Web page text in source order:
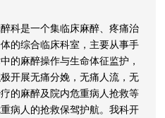
是一个集临床麻醉、疼痛治
的综合临床科室，主要从事手
的麻醉操作与生命体征监护，
开展无痛分娩，无痛人流，无
的麻醉及院内危重病人抢救等
病人的抢救保驾护航。我科开